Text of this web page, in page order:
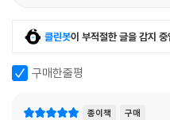
클린봇이 부적절한 글을 감지
구매한줄평
종이책 구매